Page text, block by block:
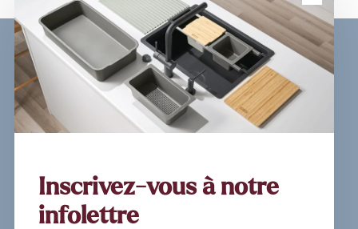
Inscrivez-vous à notre
newsletter et recevez les
dernières mises à jour, les
Inscrivez-vous à notre
infolettre